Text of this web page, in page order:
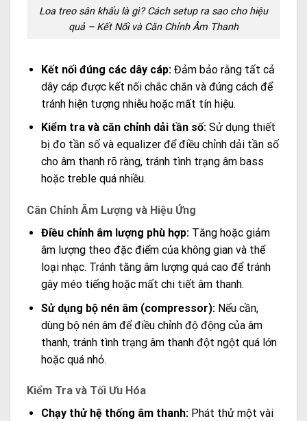
Loa treo sân khấu là gì? Cách setup ra sao cho hiệu
quả – Kết Nối và Căn Chỉnh Âm Thanh
Kết nối đúng các dây cáp:Đảm bảo rằng tất cả
dây cáp được kết nối chắc chắn và đúng cách để
tránh hiện tượng nhiễu hoặc mất tín hiệu.
Kiểm tra và căn chỉnh dải tần số:Sử dụng thiết
bị đo tần số và equalizer để điều chỉnh dải tần số
cho âm thanh rõ ràng, tránh tình trạng âm bass
hoặc treble quá nhiều.
Cân Chỉnh Âm Lượng và Hiệu Ứng
Điều chỉnh âm lượng phù hợp:Tăng hoặc giảm
âm lượng theo đặc điểm của không gian và thể
loại nhạc. Tránh tăng âm lượng quá cao để tránh
gây méo tiếng hoặc mất chi tiết âm thanh.
Sử dụng bộ nén âm (compressor):Nếu cần,
dùng bộ nén âm để điều chỉnh độ động của âm
thanh, tránh tình trạng âm thanh đột ngột quá lớn
hoặc quá nhỏ.
Kiểm Tra và Tối Ưu Hóa
Chạy thử hệ thống âm thanh:Phát thử một vài